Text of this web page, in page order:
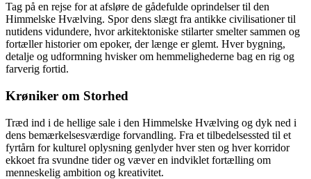
Tag på en rejse for at afsløre de gådefulde oprindelser til den
Himmelske Hvælving. Spor dens slægt fra antikke civilisationer til
nutidens vidundere, hvor arkitektoniske stilarter smelter sammen og
fortæller historier om epoker, der længe er glemt. Hver bygning,
detalje og udformning hvisker om hemmelighederne bag en rig og
farverig fortid.
Krøniker om Storhed
Træd ind i de hellige sale i den Himmelske Hvælving og dyk ned i
dens bemærkelsesværdige forvandling. Fra et tilbedelsessted til et
fyrtårn for kulturel oplysning genlyder hver sten og hver korridor
ekkoet fra svundne tider og væver en indviklet fortælling om
menneskelig ambition og kreativitet.